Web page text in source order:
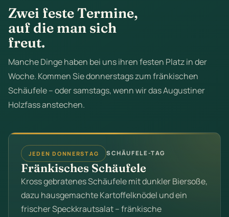
Zwei feste Termine,
auf die man sich
freut.
Manche Dinge haben bei uns ihren festen Platz in der
Woche. Kommen Sie donnerstags zum fränkischen
Schäufele – oder samstags, wenn wir das Augustiner
Holzfass anstechen.
JEDEN DONNERSTAG SCHÄUFELE-TAG
Fränkisches Schäufele
Kross gebratenes Schäufele mit dunkler Biersoße,
dazu hausgemachte Kartoffelknödel und ein
frischer Speckkrautsalat – fränkische